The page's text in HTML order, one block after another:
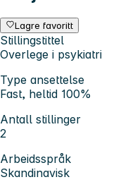
Lagre favoritt
Stillingstittel
Overlege i psykiatri
Type ansettelse
Fast, heltid 100%
Antall stillinger
2
Arbeidsspråk
Skandinavisk